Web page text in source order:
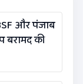
और पंजाब
बरामद की